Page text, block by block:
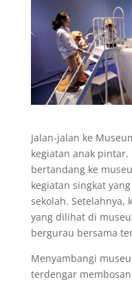
Jalan-jalan ke
kegiatan anak
bertandang ke
kegiatan singkat
sekolah. Setelahnya,
yang dilihat di
bergurau bersama
Menyambangi
terdengar